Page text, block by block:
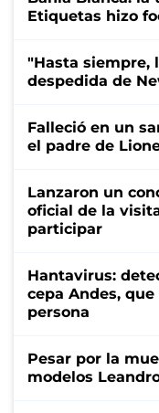
Etiquetas hizo
"Hasta siempre,
despedida de
Falleció en un
el padre de
Lanzaron un
oficial de la
participar
Hantavirus:
cepa Andes,
persona
Pesar por la
modelos